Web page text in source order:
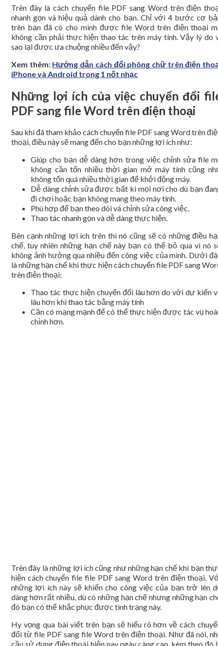
Trên đây là cách chuyển file PDF sang Word trên điện
nhanh gọn và hiệu quả dành cho bạn. Chỉ với 4 bước cơ
trên bạn đã có cho mình được file Word trên điện thoại
không cần phải thực hiện thao tác trên máy tính. Vậy lý do
sao lại được ưa chuộng nhiều đến vậy?
Xem thêm: Hướng dẫn cách đổi phông chữ trên điện
iPhone và Android trong 1 nốt nhạc
Những lợi ích của việc chuyển đổi
PDF sang file Word trên điện thoại
Sau khi đã tham khảo cách chuyển file PDF sang Word trên
thoại, điều này sẽ mang đến cho bạn những lợi ích như:
Giúp cho bạn dễ dàng hơn trong việc chỉnh sửa file
không cần tốn nhiều thời gian mở máy tính cũng
không tốn quá nhiều thời gian để khởi động máy.
Dễ dàng chỉnh sửa được bất kì mọi nơi cho dù bạn
đi chơi hoặc bạn không mang theo máy tính.
Phù hợp để bạn theo dõi và chỉnh sửa công việc.
Thao tác nhanh gọn và dễ dàng thực hiện.
Bên cạnh những lợi ích trên thì nó cũng sẽ có những điều
chế, tuy nhiên những hạn chế này bạn có thể bỏ qua vì nó
không ảnh hưởng qua nhiều đến công việc của mình. Dưới
là những hạn chế khi thực hiện cách chuyển file PDF sang
trên điện thoại:
Thao tác thực hiện chuyển đổi lâu hơn do với dự kiến
lâu hơn khi thao tác bằng máy tính
Cần có mạng mạnh để có thể thực hiện được tác vụ
chỉnh hơn.
Trên đây là những lợi ích cũng như những hạn chế khi bạn
hiện cách chuyển file file PDF sang Word trên điện thoại.
những lợi ích này sẽ khiến cho công việc của bạn trở lên
dàng hơn rất nhiều, dù có những hạn chế nhưng những hạn
đó bạn có thể khắc phục được tình trạng này.
Hy vọng qua bài viết trên bạn sẽ hiểu rõ hơn về cách
đổi từ file PDF sang file Word trên điện thoại. Như đã nói,
cầu sử dụng điện thoại hiện nay ngày càng cao, kèm theo đó